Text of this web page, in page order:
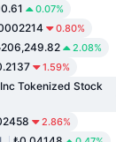
0.07%
0.80%
2.08%
1.59%
Tokenized Stock
2.86%